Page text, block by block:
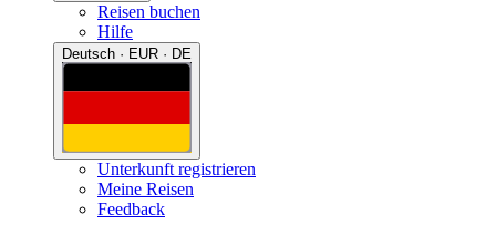
Reisen buchen
Hilfe
Deutsch · EUR · DE
Unterkunft registrieren
Meine Reisen
Feedback